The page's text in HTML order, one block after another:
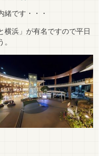
緒です・・・
横浜」が有名ですので平日